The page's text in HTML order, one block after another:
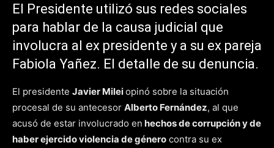
El Presidente utilizó sus redes sociales
para hablar de la causa judicial que
involucra al ex presidente y a su ex pareja
Fabiola Yañez. El detalle de su denuncia.
El presidente Javier Mileiopinó sobre la situación
procesal de su antecesor Alberto Fernández, al que
acusó de estar involucrado en hechos de corrupción y de
haber ejercido violencia de género contra su ex